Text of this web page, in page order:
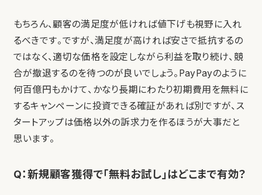
もちろん、顧客の満足度が低ければ値下げも視野に入れ
るべきです。ですが、満足度が高ければ安さで抵抗するの
ではなく、適切な価格を設定しながら利益を取り続け、競
合が撤退するのを待つのが良いでしょう。PayPayのように
何百億円もかけて、かなり長期にわたり初期費用を無料に
するキャンペーンに投資できる確証があれば別ですが、ス
タートアップは価格以外の訴求力を作るほうが大事だと
思います。
Q：新規顧客獲得で「無料お試し」はどこまで有効？